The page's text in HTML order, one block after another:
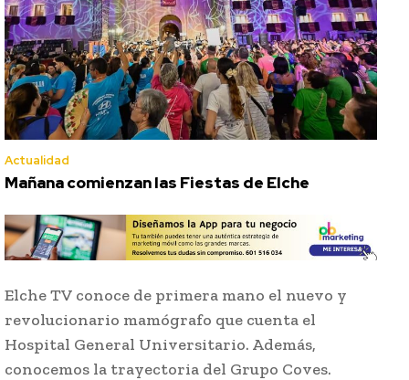
Actualidad
Mañana comienzan las Fiestas de Elche
Elche TV conoce de primera mano el nuevo y
revolucionario mamógrafo que cuenta el
Hospital General Universitario. Además,
conocemos la trayectoria del Grupo Coves.